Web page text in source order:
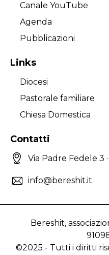
Canale YouTube
Agenda
Pubblicazioni
Links
Diocesi
Pastorale familiare
Chiesa Domestica
Contatti
Via Padre Fedele 3
info@bereshit.it
Bereshit,
©2025 - Tutti i diritti